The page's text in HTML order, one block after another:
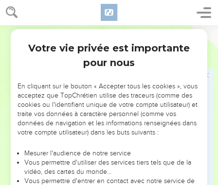
2 Rois 1
met à genoux devant Élie et il le supplie en disant : « Homme
de Dieu, je t’en prie, laisse-nous en vie, moi et mes 50
soldats.
Je le sais, un feu est descendu du ciel et a brûlé les deux
premiers officiers et leurs soldats. Mais je t’en supplie, laisse-
n’aie pas peur. » Élie descend avec l’officier et va trouver le
Il dit à Akazias de la part du SEIGNEUR : « Tu as envoyé
des messagers consulter Baal Zeboub, le dieu d’Écron. Est-
bien, à cause de cela, tu ne quitteras plus le lit où tu es
couché, et tu vas mourir, c’est sûr ! »
Akazias meurt donc selon la parole que le SEIGNEUR a
Votre vie privée est importante
pour nous
En cliquant sur le bouton « Accepter tous les cookies », vous
acceptez que TopChrétien utilise des traceurs (comme des
cookies ou l'identifiant unique de votre compte utilisateur) et
traite vos données à caractère personnel (comme vos
données de navigation et les informations renseignées dans
votre compte utilisateur) dans les buts suivants :
Mesurer l'audience de notre service
Vous permettre d'utiliser des services tiers tels que de la
vidéo, des cartes du monde…
Vous permettre d'entrer en contact avec notre service de